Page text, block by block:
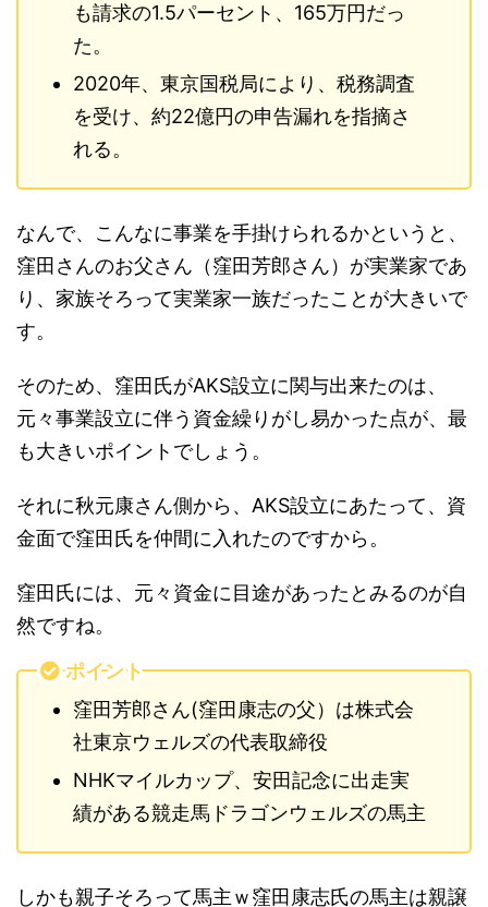
も請求の1.5パーセント、165万円だっ
た。
2020年、東京国税局により、税務調査
を受け、約22億円の申告漏れを指摘さ
れる。
なんで、こんなに事業を手掛けられるかというと、
窪田さんのお父さん（窪田芳郎さん）が実業家であ
り、家族そろって実業家一族だったことが大きいで
す。
そのため、窪田氏がAKS設立に関与出来たのは、
元々事業設立に伴う資金繰りがし易かった点が、最
も大きいポイントでしょう。
それに秋元康さん側から、AKS設立にあたって、資
金面で窪田氏を仲間に入れたのですから。
窪田氏には、元々資金に目途があったとみるのが自
然ですね。
ポイント
窪田芳郎さん(窪田康志の父）は株式会
社東京ウェルズの代表取締役
NHKマイルカップ、安田記念に出走実
績がある競走馬ドラゴンウェルズの馬主
しかも親子そろって馬主ｗ窪田康志氏の馬主は親譲